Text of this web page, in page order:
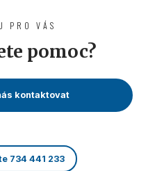
PRO VÁS
pomoc?
kontaktovat
734 441 233